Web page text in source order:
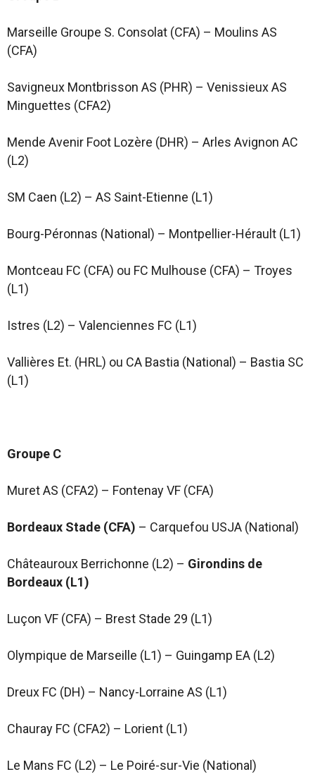
Marseille Groupe S. Consolat (CFA) – Moulins AS
(CFA)
Savigneux Montbrisson AS (PHR) – Venissieux AS
Minguettes (CFA2)
Mende Avenir Foot Lozère (DHR) – Arles Avignon AC
(L2)
SM Caen (L2) – AS Saint-Etienne (L1)
Bourg-Péronnas (National) – Montpellier-Hérault (L1)
Montceau FC (CFA) ou FC Mulhouse (CFA) – Troyes
(L1)
Istres (L2) – Valenciennes FC (L1)
Vallières Et. (HRL) ou CA Bastia (National) – Bastia SC
(L1)
Groupe C
Muret AS (CFA2) – Fontenay VF (CFA)
Bordeaux Stade (CFA) – Carquefou USJA (National)
Châteauroux Berrichonne (L2) – Girondins de
Bordeaux (L1)
Luçon VF (CFA) – Brest Stade 29 (L1)
Olympique de Marseille (L1) – Guingamp EA (L2)
Dreux FC (DH) – Nancy-Lorraine AS (L1)
Chauray FC (CFA2) – Lorient (L1)
Le Mans FC (L2) – Le Poiré-sur-Vie (National)